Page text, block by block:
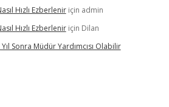
Hızlı Ezberleniriçin admin
Hızlı Ezberleniriçin Dilan
Sonra Müdür Yardımcısı Olabilir